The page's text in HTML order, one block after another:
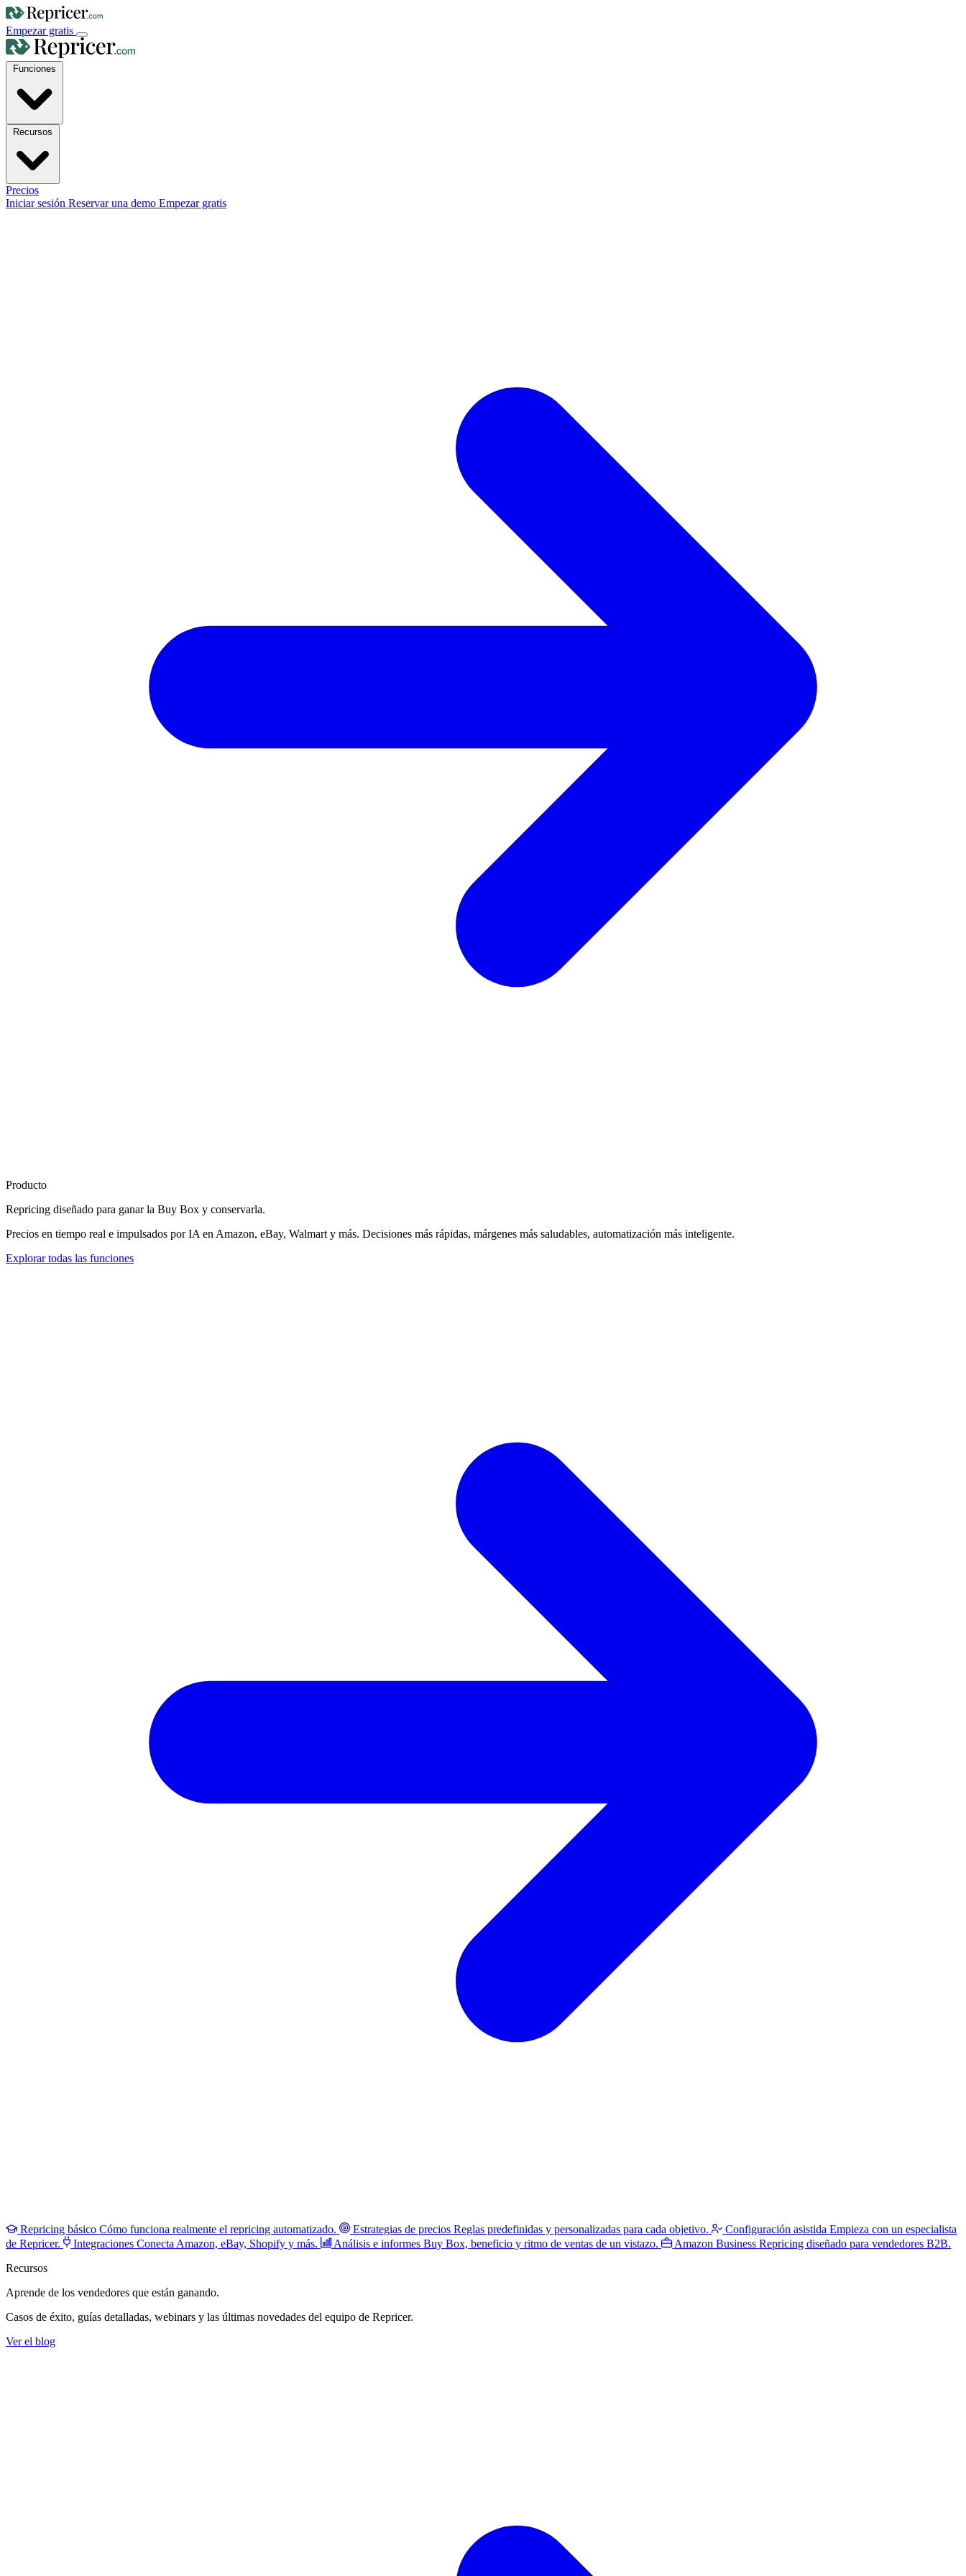
Empezar gratis
Precios
Iniciar sesión Reservar una demo Empezar gratis
Producto
Repricing diseñado para ganar la Buy Box y conservarla.
Precios en tiempo real e impulsados por IA en Amazon, eBay, Walmart y más. Decisiones más rápidas, márgenes más saludables, automatización más inteligente.
Explorar todas las funciones
Repricing básico Cómo funciona realmente el repricing automatizado. Estrategias de precios Reglas predefinidas y personalizadas para cada objetivo. Configuración asistida Empieza con un especialista
de Repricer.
Integraciones Conecta Amazon, eBay, Shopify y más. Análisis e informes Buy Box, beneficio y ritmo de ventas de un vistazo. Amazon Business Repricing diseñado para vendedores B2B.
Recursos
Aprende de los vendedores que están ganando.
Casos de éxito, guías detalladas, webinars y las últimas novedades del equipo de Repricer.
Ver el blog